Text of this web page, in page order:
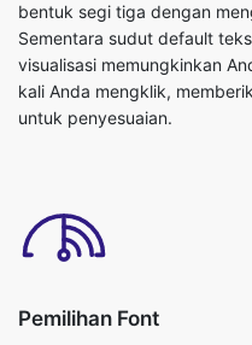
bentuk segi tiga dengan
Sementara sudut default
visualisasi memungkinkan
kali Anda mengklik,
untuk penyesuaian.
Pemilihan Font